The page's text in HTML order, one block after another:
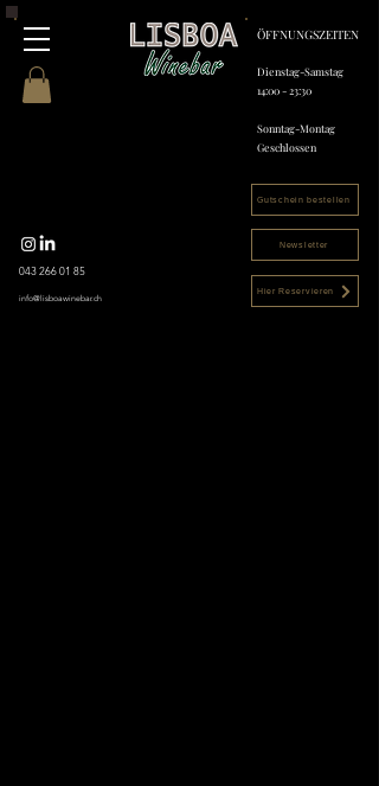
ÖFFNUNGSZEITEN
Dienstag-Samstag
14:00 - 23:30
Sonntag-Montag
Geschlossen
Gutschein bestellen
043 266 01 85
info@lisboawinebar.ch
Newsletter
Hier Reservieren